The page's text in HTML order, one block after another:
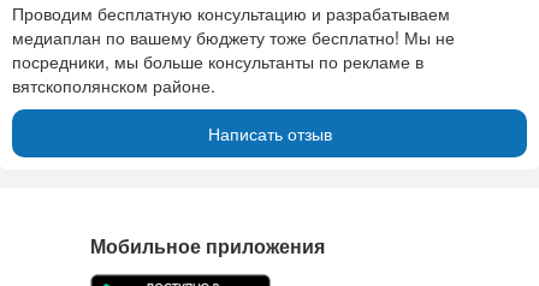
Проводим бесплатную консультацию и разрабатываем
медиаплан по вашему бюджету тоже бесплатно! Мы не
посредники, мы больше консультанты по рекламе в
вятскополянском районе.
Написать отзыв
Мобильное приложения